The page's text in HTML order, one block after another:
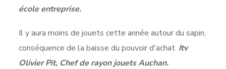
école entreprise.
Il y aura moins de jouets cette année autour du sapin,
conséquence de la baisse du pouvoir d'achat. Itv
Olivier Pit, Chef de rayon jouets Auchan.